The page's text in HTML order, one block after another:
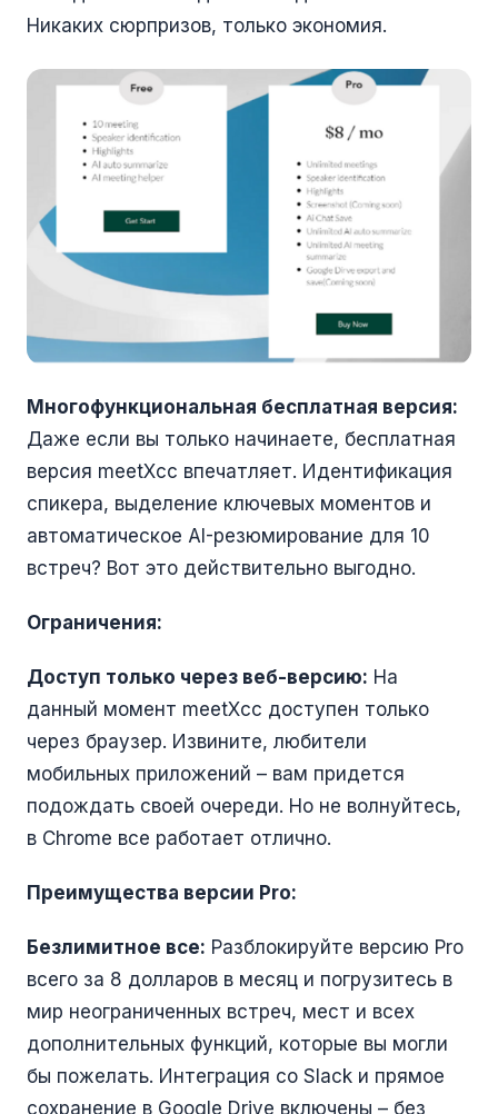
Никаких сюрпризов, только экономия.
Многофункциональная бесплатная версия:
Даже если вы только начинаете, бесплатная
версия meetXcc впечатляет. Идентификация
спикера, выделение ключевых моментов и
автоматическое AI-резюмирование для 10
встреч? Вот это действительно выгодно.
Ограничения:
Доступ только через веб-версию: На
данный момент meetXcc доступен только
через браузер. Извините, любители
мобильных приложений – вам придется
подождать своей очереди. Но не волнуйтесь,
в Chrome все работает отлично.
Преимущества версии Pro:
Безлимитное все: Разблокируйте версию Pro
всего за 8 долларов в месяц и погрузитесь в
мир неограниченных встреч, мест и всех
дополнительных функций, которые вы могли
бы пожелать. Интеграция со Slack и прямое
сохранение в Google Drive включены – без